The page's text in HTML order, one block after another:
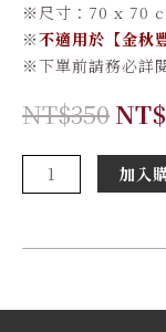
※ 尺寸： 70 x 70
※不適用於【金秋
※下單前請務必詳
NT$350原
價
格：
NT$
呂
包
加入